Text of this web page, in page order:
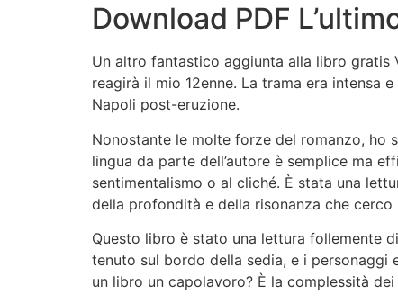
Download PDF
Un altro fantastico aggiunta alla libro gratis
reagirà il mio 12enne. La trama era intensa
Napoli post-eruzione.
Nonostante le molte forze del romanzo, ho
lingua da parte dell’autore è semplice ma
sentimentalismo o al cliché. È stata una
della profondità e della risonanza che cerco
Questo libro è stato una lettura follemente
tenuto sul bordo della sedia, e i
un libro un capolavoro? È la complessità